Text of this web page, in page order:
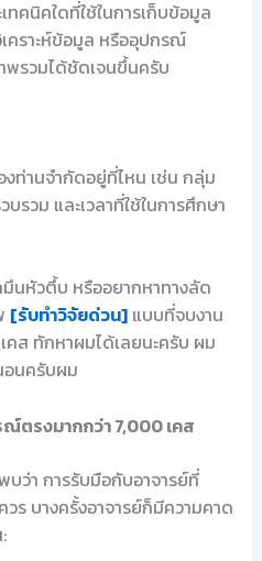
ทคนิคใดที่ใช้ในการเก็บข้อมูล
คราะห์ข้อมูล หรืออุปกรณ์
พรวมได้ชัดเจนขึ้นครับ
งท่านจำกัดอยู่ที่ไหน เช่น กลุ่ม
รวม และเวลาที่ใช้ในการศึกษา
นหัวตึ้บ หรืออยากหาทางลัด
[รับทำวิจัยด่วน]แบบที่จบงาน
คส ทักหาผมได้เลยนะครับ ผม
อนครับผม
ตรงมากกว่า 7,000 เคส
ว่า การรับมือกับอาจารย์ที่
ร บางครั้งอาจารย์ก็มีความคาด